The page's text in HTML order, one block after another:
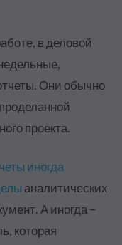
в деловой
Они обычно
проекта.
иногда
аналитических
А иногда –
которая